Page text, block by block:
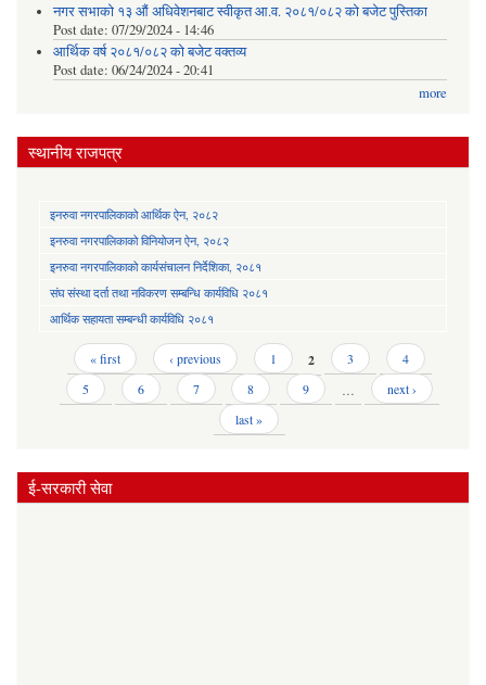
नगर सभाको १३ औं अधिवेशनबाट स्वीकृत आ.व. २०८१/०८२ को बजेट पुस्तिका
Post date: 07/29/2024 - 14:46
आर्थिक वर्ष २०८१/०८२ को बजेट वक्तव्य
Post date: 06/24/2024 - 20:41
more
स्थानीय राजपत्र
इनरुवा नगरपालिकाको आर्थिक ऐन, २०८२
इनरुवा नगरपालिकाको विनियोजन ऐन, २०८२
इनरुवा नगरपालिकाको कार्यसंचालन निर्देशिका, २०८१
संघ संस्था दर्ता तथा नविकरण सम्बन्धि कार्यविधि २०८१
आर्थिक सहायता सम्बन्धी कार्यविधि २०८१
Pages « first ‹ previous 1 2 3
4
5
6 7 8 9 …
next ›
last »
ई-सरकारी सेवा